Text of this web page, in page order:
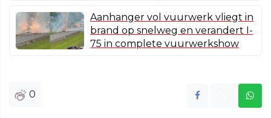
Aanhanger vol vuurwerk vliegt in
brand op snelweg en verandert I-
75 in complete vuurwerkshow
0